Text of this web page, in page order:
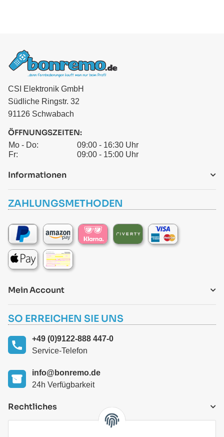
CSI Elektronik GmbH
Südliche Ringstr. 32
91126 Schwabach
ÖFFNUNGSZEITEN:
Mo - Do:
09:00 - 16:30 Uhr
Fr:
09:00 - 15:00 Uhr
Informationen
ZAHLUNGSMETHODEN
Mein Account
SO ERREICHEN SIE UNS
+49 (0)9122-888 447-0
Service-Telefon
info@bonremo.de
24h Verfügbarkeit
Rechtliches